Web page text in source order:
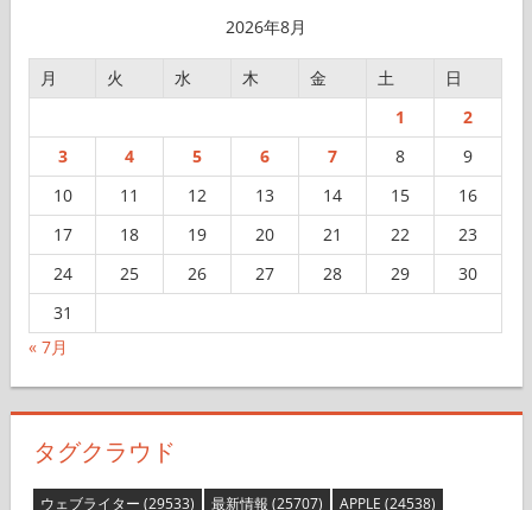
2026年8月
月 火 水 木 金 土
日
1
2
3
4 5 6 7 8
9
10
11 12 13 14 15
16
17
18 19 20 21 22
23
24
25 26 27 28 29
30
31
« 7月
タグクラウド
ウェブライター (29533) 最新情報(25707) APPLE (24538)